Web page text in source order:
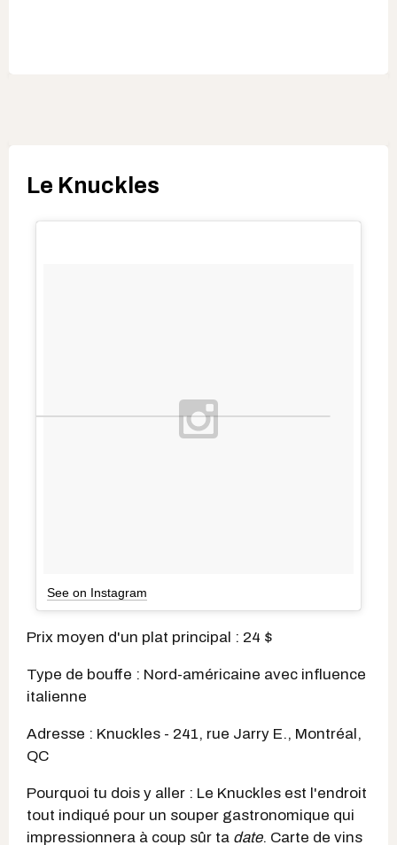
Le Knuckles
See on Instagram
Prix moyen d'un plat principal : 24 $
Type de bouffe : Nord-américaine avec influence
italienne
Adresse : Knuckles - 241, rue Jarry E., Montréal,
QC
Pourquoi tu dois y aller : Le Knuckles est l'endroit
tout indiqué pour un souper gastronomique qui
impressionnera à coup sûr ta date. Carte de vins